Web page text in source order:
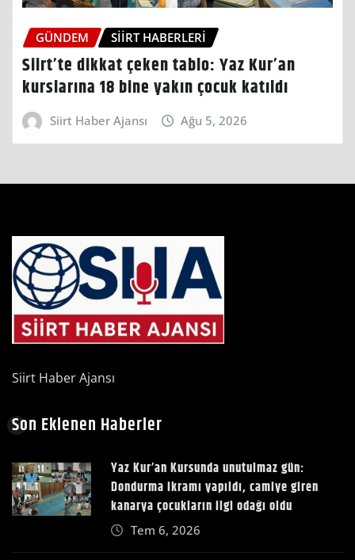
GÜNDEM SIIRT HABERLERI
Siirt’te dikkat çeken tablo: Yaz Kur’an
kurslarına 18 bine yakın çocuk katıldı
Siirt Haber Ajansı Ağu 5, 2026
Siirt Haber Ajansı
Son Eklenen Haberler
Yaz Kur’an Kursunda unutulmaz gün:
Dondurma ikramı yapıldı, camiye giren
kanarya çocukların ilgi odağı oldu
Tem 6, 2026